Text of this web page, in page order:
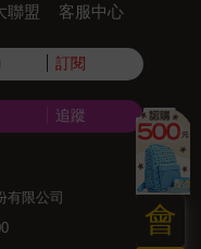
會
聯盟 客服中心
訂閱
追蹤
有限公司